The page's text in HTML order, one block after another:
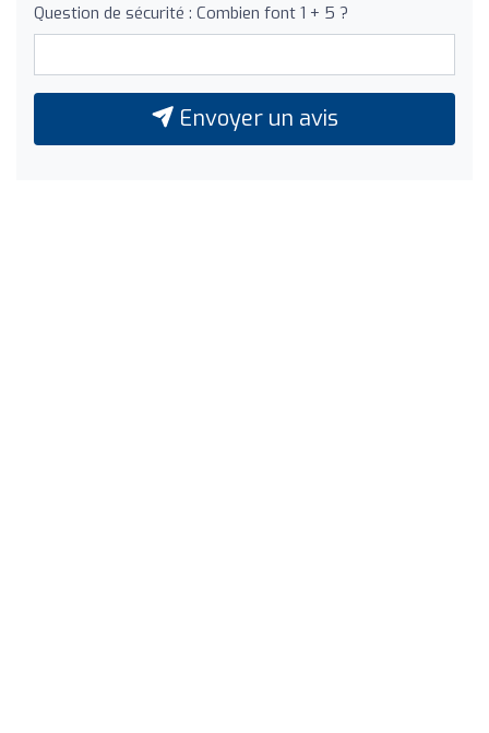
Question de sécurité : Combien font 1 + 5 ?
Envoyer un avis